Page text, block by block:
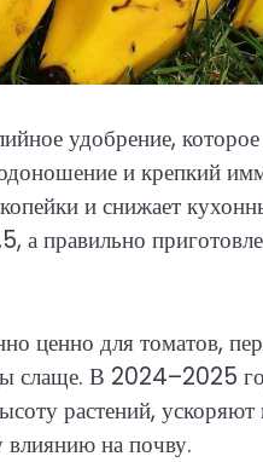
удобрение,
и крепкий
и снижает
а правильно
ценно для томатов,
слаще. В 2024–2025
растений, ускоряют
влиянию на почву.